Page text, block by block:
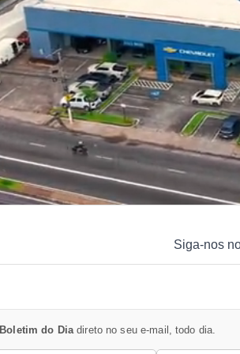
Siga-nos
Boletim do Diadireto no seu e-mail, todo dia.